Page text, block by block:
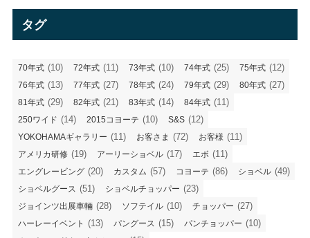
タグ
70年式 (10) 72年式 (11) 73年式 (10) 74年式 (25) 75年式 (12)
76年式 (13) 77年式 (27) 78年式 (24) 79年式 (29) 80年式 (27)
81年式 (29) 82年式 (21) 83年式 (14) 84年式 (11)
250ワイド (14) 2015コヨーテ (10) S&S (12)
YOKOHAMAギャラリー (11) お客さま (72) お客様 (11)
アメリカ研修 (19) アーリーショベル (17) エボ (11)
エングレービング (20) カスタム (57) コヨーテ (86) ショベル (49)
ショベルグース (51) ショベルチョッパー (23)
ジョインツ出展車輛 (28) ソフテイル (10) チョッパー (27)
ハーレーイベント (13) パングース (15) パンチョッパー (10)